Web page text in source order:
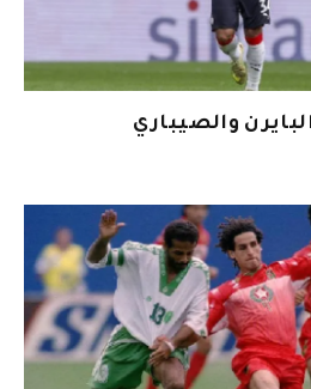
والصيباري